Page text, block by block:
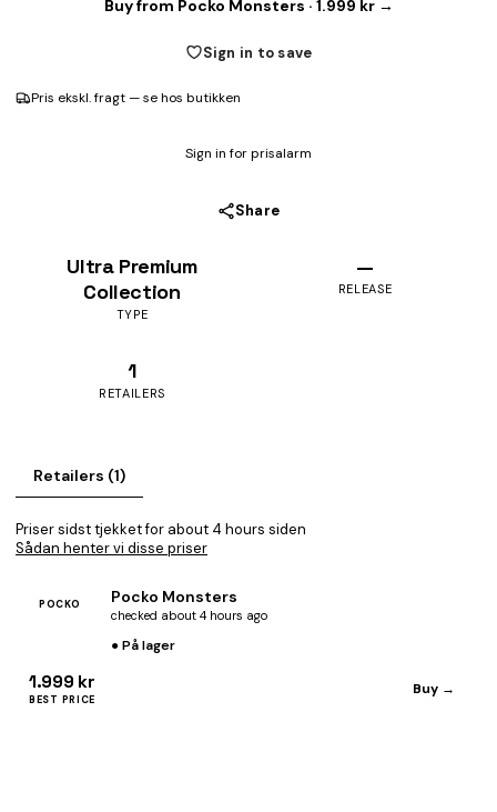
Buy from Pocko Monsters · 1.999 kr →
Sign in to save
Pris ekskl. fragt — se hos butikken
Sign in for prisalarm
Share
Ultra Premium
Collection
TYPE
—
RELEASE
1
RETAILERS
Retailers (1)
Priser sidst tjekket for about 4 hours siden
Sådan henter vi disse priser
POCKO Pocko Monsters
checked about 4 hours ago
● På lager
1.999 kr
BEST PRICE
Buy →